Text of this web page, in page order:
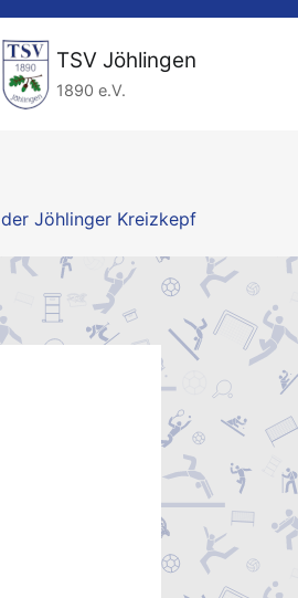
TSV Jöhlingen
1890 e.V.
Jöhlinger Kreizkepf